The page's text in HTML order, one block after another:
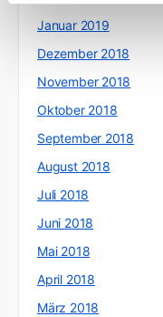
Januar 2019
Dezember 2018
November 2018
Oktober 2018
September 2018
August 2018
Juli 2018
Juni 2018
Mai 2018
April 2018
März 2018